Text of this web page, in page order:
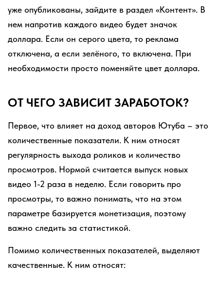
уже опубликованы, зайдите в раздел «Контент». В
нем напротив каждого видео будет значок
доллара. Если он серого цвета, то реклама
отключена, а если зелёного, то включена. При
необходимости просто поменяйте цвет доллара.
ОТ ЧЕГО ЗАВИСИТ ЗАРАБОТОК?
Первое, что влияет на доход авторов Ютуба – это
количественные показатели. К ним относят
регулярность выхода роликов и количество
просмотров. Нормой считается выпуск новых
видео 1-2 раза в неделю. Если говорить про
просмотры, то важно понимать, что на этом
параметре базируется монетизация, поэтому
важно следить за статистикой.
Помимо количественных показателей, выделяют
качественные. К ним относят: